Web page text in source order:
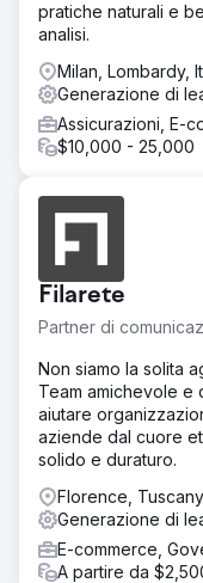
pratiche naturali e
analisi.
Milan, Lombardy,
Generazione di
Assicurazioni, E-
$10,000 - 25,000
Filarete
Partner di
Non siamo la solita
Team amichevole e
aiutare
aziende dal cuore
solido e duraturo.
Florence,
Generazione di
E-commerce,
A partire da